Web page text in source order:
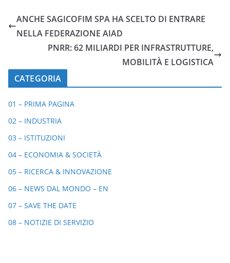
ANCHE SAGICOFIM SPA HA SCELTO DI ENTRARE
NELLA FEDERAZIONE AIAD
PNRR: 62 MILIARDI PER INFRASTRUTTURE,
MOBILITÀ E LOGISTICA
CATEGORIA
01 – PRIMA PAGINA
02 – INDUSTRIA
03 – ISTITUZIONI
04 – ECONOMIA & SOCIETÀ
05 – RICERCA & INNOVAZIONE
06 – NEWS DAL MONDO – EN
07 – SAVE THE DATE
08 – NOTIZIE DI SERVIZIO